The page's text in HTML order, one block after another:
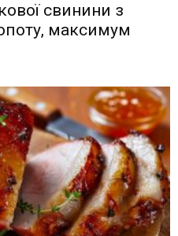
свинини з
максимум